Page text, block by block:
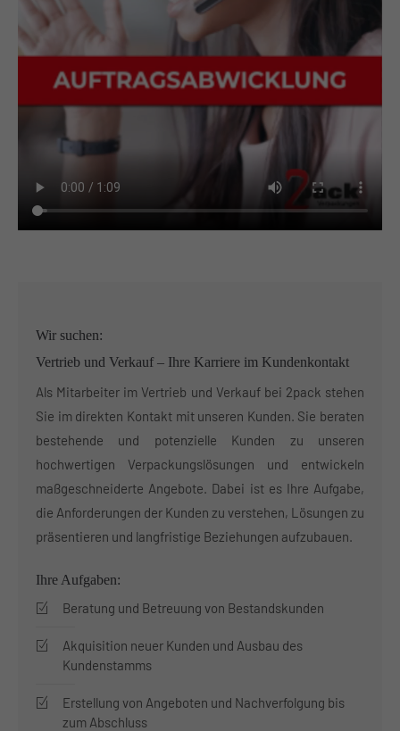
Wir suchen:
Vertrieb und Verkauf – Ihre Karriere im Kundenkontakt
Als Mitarbeiter im Vertrieb und Verkauf bei 2pack stehen
Sie im direkten Kontakt mit unseren Kunden. Sie beraten
bestehende und potenzielle Kunden zu unseren
hochwertigen Verpackungslösungen und entwickeln
maßgeschneiderte Angebote. Dabei ist es Ihre Aufgabe,
die Anforderungen der Kunden zu verstehen, Lösungen zu
präsentieren und langfristige Beziehungen aufzubauen.
Ihre Aufgaben:
Beratung und Betreuung von Bestandskunden
Akquisition neuer Kunden und Ausbau des
Kundenstamms
Erstellung von Angeboten und Nachverfolgung bis
zum Abschluss